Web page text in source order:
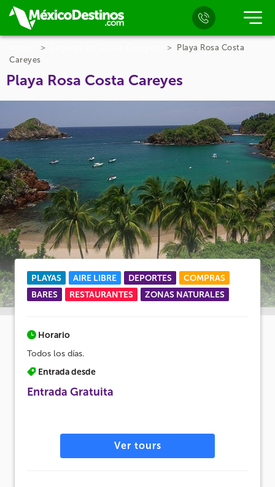
Playa Rosa Costa
Careyes
Playa Rosa Costa Careyes
PLAYAS AIRE LIBRE DEPORTES
COMPRAS
BARES
RESTAURANTES ZONAS NATURALES
Horario
Todos los días.
Entrada desde
Entrada Gratuita
Ver tours